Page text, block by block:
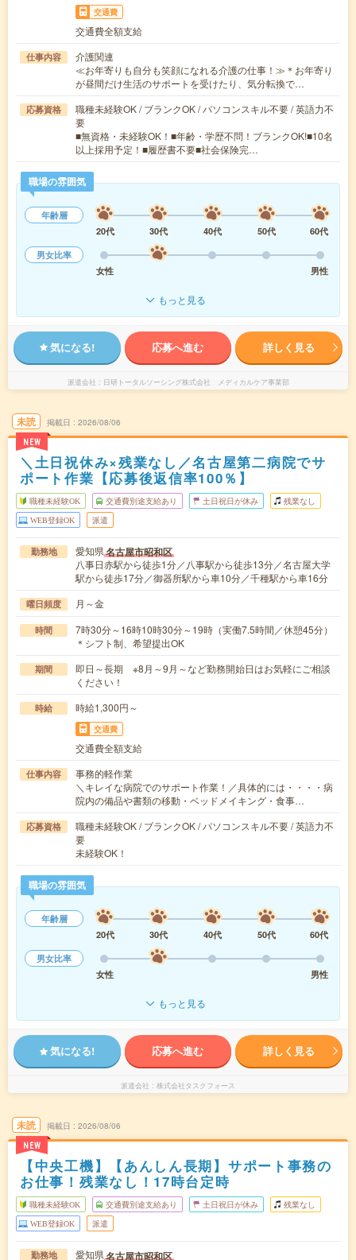
交通費
交通費全額支給
仕事内容
介護関連
≪お年寄りも自分も笑顔になれる介護の仕事！≫＊お年寄り
が昼間だけ生活のサポートを受けたり、気分転換で…
応募資格
職種未経験OK / ブランクOK / パソコンスキル不要 / 英語力不
要
■無資格・未経験OK！■年齢・学歴不問！ブランクOK!■10名
以上採用予定！■履歴書不要■社会保険完…
職場の雰囲気
年齢層
20代
30代 40代 50代
60代
男女比率
女性
男性
もっと見る
気になる! 応募へ進む 詳しく見る
派遣会社 日研トータルソーシング株式会社 メディカルケア事業部
未読
NEW
掲載日 2026/08/06
＼土日祝休み×残業なし／名古屋第二病院でサ
ポート作業【応募後返信率100％】
職種未経験OK 交通費別途支給あり 土日祝日が休み 残業なし
WEB登録OK 派遣
勤務地 愛知県名古屋市昭和区
八事日赤駅から徒歩1分／八事駅から徒歩13分／名古屋大学
駅から徒歩17分／御器所駅から車10分／千種駅から車16分
曜日頻度 月～金
時間
7時30分～16時10時30分～19時（実働7.5時間／休憩45分）
＊シフト制、希望提出OK
期間
即日～長期 ※8月～9月～など勤務開始日はお気軽にご相談
ください！
時給 時給1,300円～
交通費
交通費全額支給
仕事内容
事務的軽作業
＼キレイな病院でのサポート作業！／具体的には・・・・病
院内の備品や書類の移動・ベッドメイキング・食事…
応募資格
職種未経験OK / ブランクOK / パソコンスキル不要 / 英語力不
要
未経験OK！
職場の雰囲気
年齢層
20代
30代 40代 50代
60代
男女比率
女性
男性
もっと見る
気になる! 応募へ進む 詳しく見る
派遣会社 株式会社タスクフォース
未読
NEW
掲載日 2026/08/06
【中央工機】【あんしん長期】サポート事務の
お仕事！残業なし！17時台定時
職種未経験OK 交通費別途支給あり 土日祝日が休み 残業なし
WEB登録OK 派遣
勤務地 愛知県名古屋市昭和区